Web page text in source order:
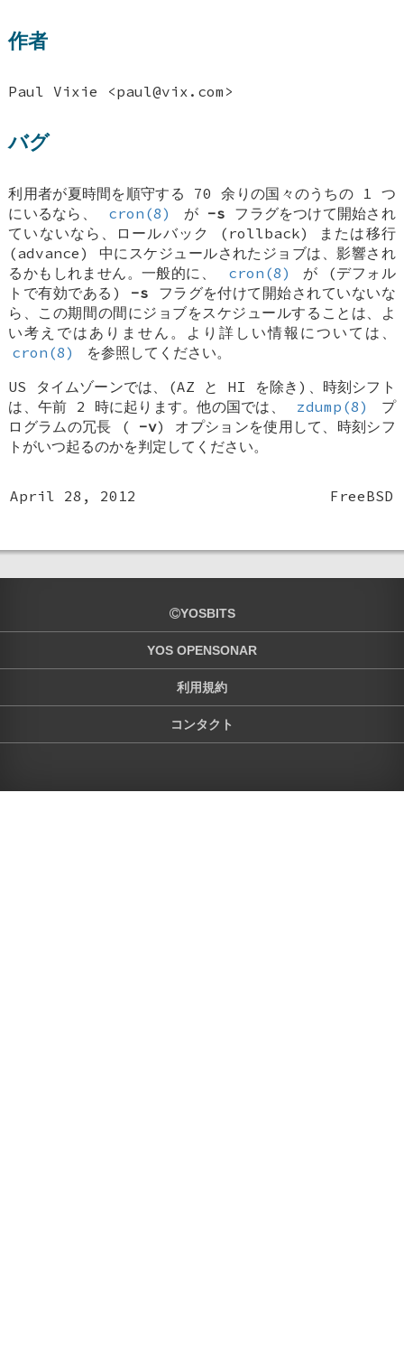
作者
Paul Vixie <paul@vix.com>
バグ
利用者が夏時間を順守する 70 余りの国々のうちの 1 つ
にいるなら、
cron(8) が -s フラグをつけて開始され
ていないなら、ロールバック (rollback) または移行
(advance) 中にスケジュールされたジョブは、影響され
るかもしれません。一般的に、
cron(8)
が (デフォル
トで有効である) -s フラグを付けて開始されていないな
ら、この期間の間にジョブをスケジュールすることは、よ
い考えではありません。より詳しい情報については、
cron(8)
を参照してください。
US タイムゾーンでは、(AZ と HI を除き)、時刻シフト
は、午前 2 時に起ります。他の国では、
zdump(8)
プ
ログラムの冗長 ( -v) オプションを使用して、時刻シフ
トがいつ起るのかを判定してください。
April 28, 2012 FreeBSD
YOSBITS
YOS OPENSONAR
利用規約
コンタクト